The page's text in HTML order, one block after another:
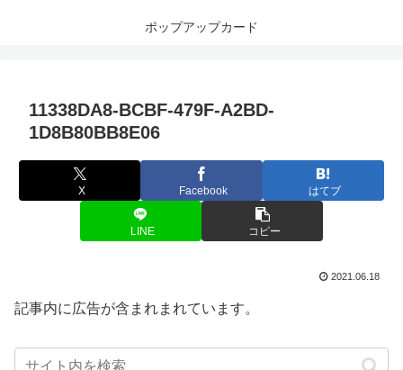
ポップアップカード
11338DA8-BCBF-479F-A2BD-
1D8B80BB8E06
X Facebook はてブ
LINE コピー
2021.06.18
記事内に広告が含まれまれています。